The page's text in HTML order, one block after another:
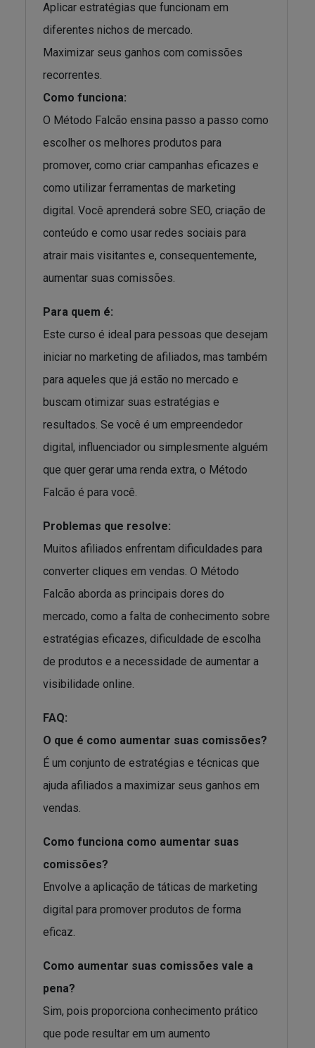
Aplicar estratégias que funcionam em
diferentes nichos de mercado.
Maximizar seus ganhos com comissões
recorrentes.
Como funciona:
O Método Falcão ensina passo a passo como
escolher os melhores produtos para
promover, como criar campanhas eficazes e
como utilizar ferramentas de marketing
digital. Você aprenderá sobre SEO, criação de
conteúdo e como usar redes sociais para
atrair mais visitantes e, consequentemente,
aumentar suas comissões.
Para quem é:
Este curso é ideal para pessoas que desejam
iniciar no marketing de afiliados, mas também
para aqueles que já estão no mercado e
buscam otimizar suas estratégias e
resultados. Se você é um empreendedor
digital, influenciador ou simplesmente alguém
que quer gerar uma renda extra, o Método
Falcão é para você.
Problemas que resolve:
Muitos afiliados enfrentam dificuldades para
converter cliques em vendas. O Método
Falcão aborda as principais dores do
mercado, como a falta de conhecimento sobre
estratégias eficazes, dificuldade de escolha
de produtos e a necessidade de aumentar a
visibilidade online.
FAQ:
O que é como aumentar suas comissões?
É um conjunto de estratégias e técnicas que
ajuda afiliados a maximizar seus ganhos em
vendas.
Como funciona como aumentar suas
comissões?
Envolve a aplicação de táticas de marketing
digital para promover produtos de forma
eficaz.
Como aumentar suas comissões vale a
pena?
Sim, pois proporciona conhecimento prático
que pode resultar em um aumento